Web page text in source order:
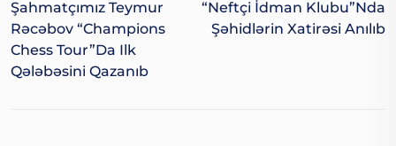
Şahmatçımız Teymur
Rəcəbov “Champions
Chess Tour”da Ilk
Qələbəsini Qazanıb
“Neftçi İdman Klubu”nda
Şəhidlərin Xatirəsi Anılıb